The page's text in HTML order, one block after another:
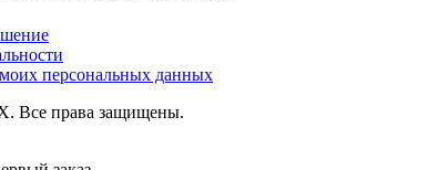
персональных данных
Все права защищены.